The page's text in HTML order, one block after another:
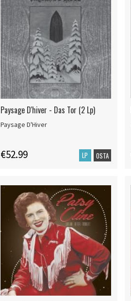
Paysage D'hiver - Das Tor (2 Lp)
Paysage D'Hiver
€52.99 LP OSTA